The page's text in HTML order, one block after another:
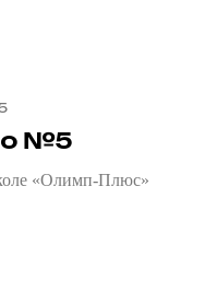
№5
«Олимп-Плюс»